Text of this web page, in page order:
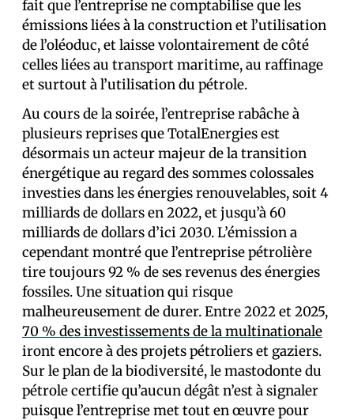
fait que l’entreprise ne comptabilise que les
émissions liées à la construction et l’utilisation
de l’oléoduc, et laisse volontairement de côté
celles liées au transport maritime, au raffinage
et surtout à l’utilisation du pétrole.
Au cours de la soirée, l’entreprise rabâche à
plusieurs reprises que TotalEnergies est
désormais un acteur majeur de la transition
énergétique au regard des sommes colossales
investies dans les énergies renouvelables, soit 4
milliards de dollars en 2022, et jusqu’à 60
milliards de dollars d’ici 2030. L’émission a
cependant montré que l’entreprise pétrolière
tire toujours 92 % de ses revenus des énergies
fossiles. Une situation qui risque
malheureusement de durer. Entre 2022 et 2025,
70 % des investissements de la multinationale
iront encore à des projets pétroliers et gaziers.
Sur le plan de la biodiversité, le mastodonte du
pétrole certifie qu’aucun dégât n’est à signaler
puisque l’entreprise met tout en œuvre pour